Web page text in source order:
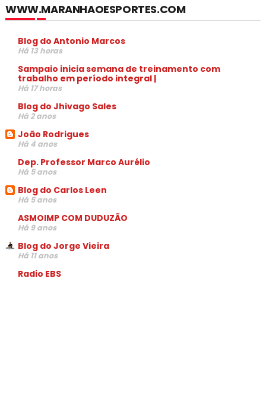
WWW.MARANHAOESPORTES.COM
Blog do Antonio Marcos
Há 13 horas
Sampaio inicia semana de treinamento com
trabalho em período integral |
Há 17 horas
Blog do Jhivago Sales
Há 2 anos
João Rodrigues
Há 4 anos
Dep. Professor Marco Aurélio
Há 5 anos
Blog do Carlos Leen
Há 5 anos
ASMOIMP COM DUDUZÃO
Há 9 anos
Blog do Jorge Vieira
Há 11 anos
Radio EBS